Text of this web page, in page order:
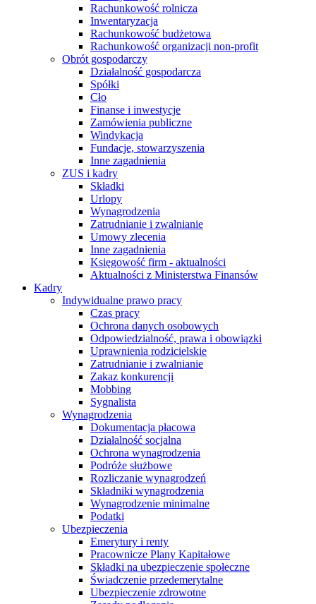
Rachunkowość rolnicza
Inwentaryzacja
Rachunkowość budżetowa
Rachunkowość organizacji non-profit
Obrót gospodarczy
Działalność gospodarcza
Spółki
Cło
Finanse i inwestycje
Zamówienia publiczne
Windykacja
Fundacje, stowarzyszenia
Inne zagadnienia
ZUS i kadry
Składki
Urlopy
Wynagrodzenia
Zatrudnianie i zwalnianie
Umowy zlecenia
Inne zagadnienia
Księgowość firm - aktualności
Aktualności z Ministerstwa Finansów
Kadry
Indywidualne prawo pracy
Czas pracy
Ochrona danych osobowych
Odpowiedzialność, prawa i obowiązki
Uprawnienia rodzicielskie
Zatrudnianie i zwalnianie
Zakaz konkurencji
Mobbing
Sygnalista
Wynagrodzenia
Dokumentacja płacowa
Działalność socjalna
Ochrona wynagrodzenia
Podróże służbowe
Rozliczanie wynagrodzeń
Składniki wynagrodzenia
Wynagrodzenie minimalne
Podatki
Ubezpieczenia
Emerytury i renty
Pracownicze Plany Kapitałowe
Składki na ubezpieczenie społeczne
Świadczenie przedemerytalne
Ubezpieczenie zdrowotne